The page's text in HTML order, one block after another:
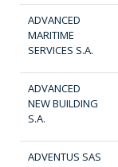
ADVANCED
MARITIME
SERVICES S.A.
ADVANCED
NEW BUILDING
S.A.
ADVENTUS SAS